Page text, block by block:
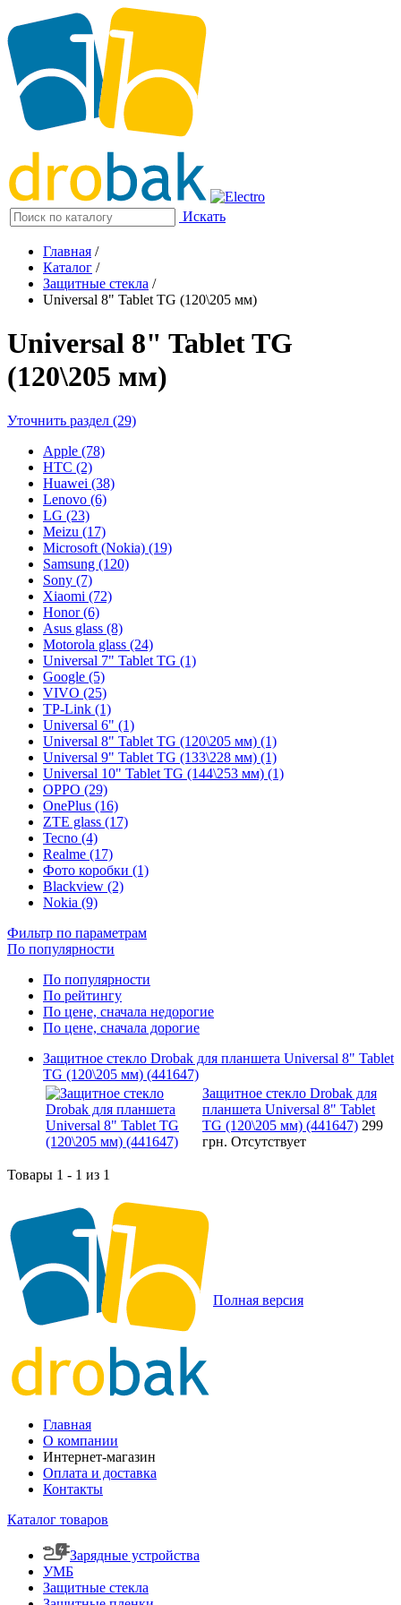
Искать
Главная /
Каталог /
Защитные стекла /
Universal 8" Tablet TG (120\205 мм)
Universal 8" Tablet TG
(120\205 мм)
Уточнить раздел (29)
Apple (78)
HTC (2)
Huawei (38)
Lenovo (6)
LG (23)
Meizu (17)
Microsoft (Nokia) (19)
Samsung (120)
Sony (7)
Xiaomi (72)
Honor (6)
Asus glass (8)
Motorola glass (24)
Universal 7" Tablet TG (1)
Google (5)
VIVO (25)
TP-Link (1)
Universal 6" (1)
Universal 8" Tablet TG (120\205 мм) (1)
Universal 9" Tablet TG (133\228 мм) (1)
Universal 10" Tablet TG (144\253 мм) (1)
OPPO (29)
OnePlus (16)
ZTE glass (17)
Tecno (4)
Realme (17)
Фото коробки (1)
Blackview (2)
Nokia (9)
Фильтр по параметрам
По популярности
По популярности
По рейтингу
По цене, сначала недорогие
По цене, сначала дорогие
Защитное стекло Drobak для планшета Universal 8" Tablet
TG (120\205 мм) (441647)
Защитное стекло Drobak для
планшета Universal 8" Tablet
TG (120\205 мм) (441647) 299
грн. Отсутствует
Товары 1 - 1 из 1
Полная версия
Главная
О компании
Интернет-магазин
Оплата и доставка
Контакты
Каталог товаров
Зарядные устройства
УМБ
Защитные стекла